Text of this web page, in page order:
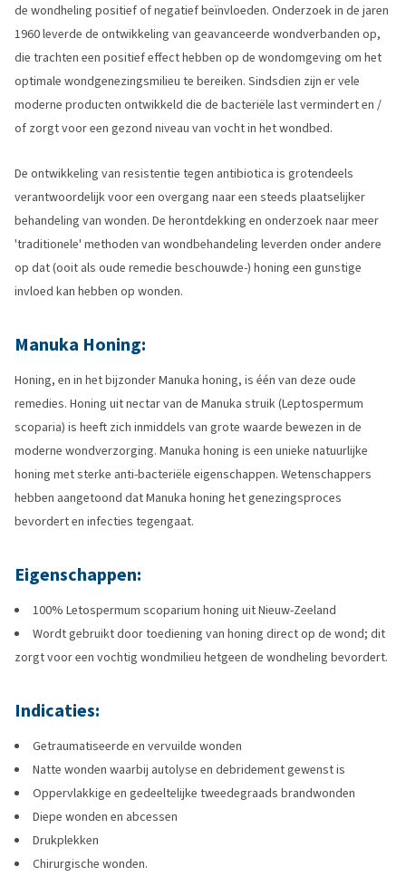
de wondheling positief of negatief beïnvloeden. Onderzoek in de jaren
1960 leverde de ontwikkeling van geavanceerde wondverbanden op,
die trachten een positief effect hebben op de wondomgeving om het
optimale wondgenezingsmilieu te bereiken. Sindsdien zijn er vele
moderne producten ontwikkeld die de bacteriële last vermindert en /
of zorgt voor een gezond niveau van vocht in het wondbed.
De ontwikkeling van resistentie tegen antibiotica is grotendeels
verantwoordelijk voor een overgang naar een steeds plaatselijker
behandeling van wonden. De herontdekking en onderzoek naar meer
'traditionele' methoden van wondbehandeling leverden onder andere
op dat (ooit als oude remedie beschouwde-) honing een gunstige
invloed kan hebben op wonden.
Manuka Honing:
Honing, en in het bijzonder Manuka honing, is één van deze oude
remedies. Honing uit nectar van de Manuka struik (Leptospermum
scoparia) is heeft zich inmiddels van grote waarde bewezen in de
moderne wondverzorging. Manuka honing is een unieke natuurlijke
honing met sterke anti-bacteriële eigenschappen. Wetenschappers
hebben aangetoond dat Manuka honing het genezingsproces
bevordert en infecties tegengaat.
Eigenschappen:
100% Letospermum scoparium honing uit Nieuw-Zeeland
Wordt gebruikt door toediening van honing direct op de wond; dit
zorgt voor een vochtig wondmilieu hetgeen de wondheling bevordert.
Indicaties:
Getraumatiseerde en vervuilde wonden
Natte wonden waarbij autolyse en debridement gewenst is
Oppervlakkige en gedeeltelijke tweedegraads brandwonden
Diepe wonden en abcessen
Drukplekken
Chirurgische wonden.